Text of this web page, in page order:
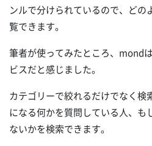
ンルで分けられているので、どの
覧できます。
筆者が使ってみたところ、mond
ビスだと感じました。
カテゴリーで絞れるだけでなく検
になる何かを質問している人、も
ないかを検索できます。